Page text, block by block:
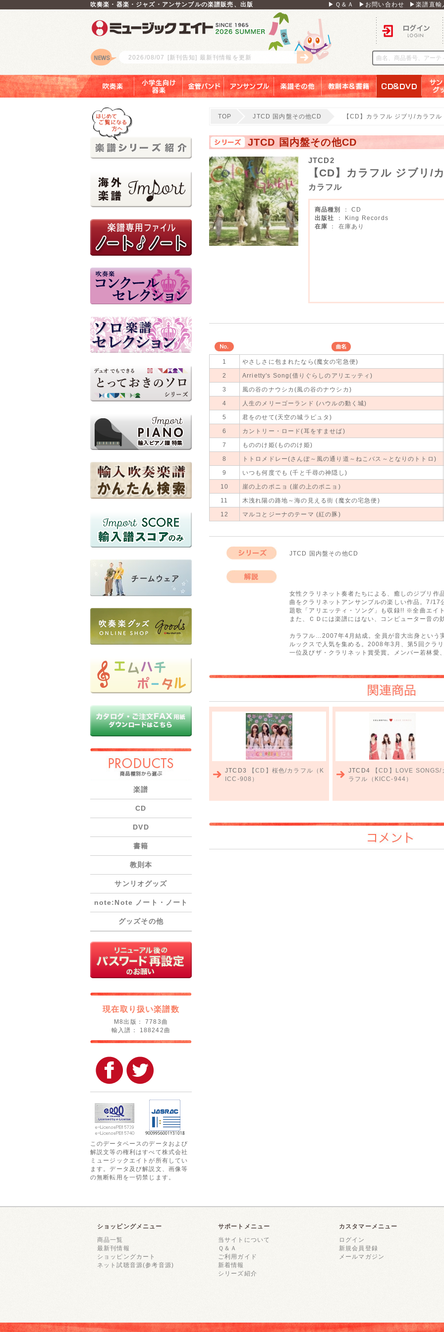
吹奏楽・器楽・ジャズ・アンサンブルの楽譜販売、出版 ▶Ｑ＆Ａ ▶お問い合わせ ▶楽譜直輸
ロゴ
2026/08/07 [新刊告知] 最新刊情報を更新
楽譜
CD
DVD
書籍
教則本
サンリオグッズ
note:Note ノート・ノート
グッズその他
現在取り扱い楽譜数
M8出版： 7783曲
輸入譜： 188242曲
このデータベースのデータおよび
解説文等の権利はすべて株式会社
ミュージックエイトが所有してい
ます。データ及び解説文、画像等
の無断転用を一切禁じます。
TOP JTCD 国内盤その他CD 【CD】カラフル ジブリ/カラフ
JTCD 国内盤その他CD
JTCD2
【CD】カラフル ジブリ/
カラフル
商品種別
： CD
出版社
： King Records
在庫
： 在庫あり
No.
曲名
1
やさしさに包まれたなら(魔女の宅急便)
2 Arrietty's Song(借りぐらしのアリエッティ)
3 風の谷のナウシカ(風の谷のナウシカ)
4 人生のメリーゴーランド (ハウルの動く城)
5 君をのせて(天空の城ラピュタ)
6 カントリー・ロード(耳をすませば)
7 もののけ姫(もののけ姫)
8 トトロメドレー(さんぽ～風の通り道～ねこバス～となりのトトロ)
9 いつも何度でも (千と千尋の神隠し)
10 崖の上のポニョ (崖の上のポニョ)
11 木洩れ陽の路地～海の見える街 (魔女の宅急便)
12 マルコとジーナのテーマ (紅の豚)
JTCD 国内盤その他CD
女性クラリネット奏者たちによる、癒しのジブリ作
曲をクラリネットアンサンブルの楽しい作品。7/17
題歌「アリエッティ・ソング」も収録!! ※全曲エイ
また、ＣＤには楽譜にはない、コンピューター音の
カラフル…2007年4月結成。全員が音大出身という
ルックスで人気を集める。2008年3月、第5回クラ
一位及びザ・クラリネット賞受賞。メンバー若林愛
関連商品
JTCD3
【CD】桜色/カラフル（K
ICC-908）
JTCD4
【CD】LOVE SONGS/
ラフル（KICC-944）
コメント
ショッピングメニュー
商品一覧
最新刊情報
ショッピングカート
ネット試聴音源(参考音源)
サポートメニュー
当サイトについて
Ｑ＆Ａ
ご利用ガイド
新着情報
シリーズ紹介
カスタマーメニュー
ログイン
新規会員登録
メールマガジン